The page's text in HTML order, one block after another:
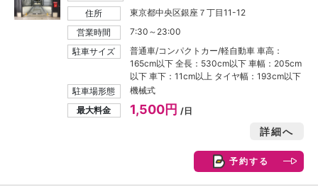
住所
東京都中央区銀座７丁目11-12
営業時間
7:30～23:00
駐車サイズ
普通車/コンパクトカー/軽自動車 車高：
165cm以下 全長：530cm以下 車幅：205cm
以下 車下：11cm以上 タイヤ幅：193cm以下
駐車場形態
機械式
最大料金
1,500円 /日
詳細へ
予約する